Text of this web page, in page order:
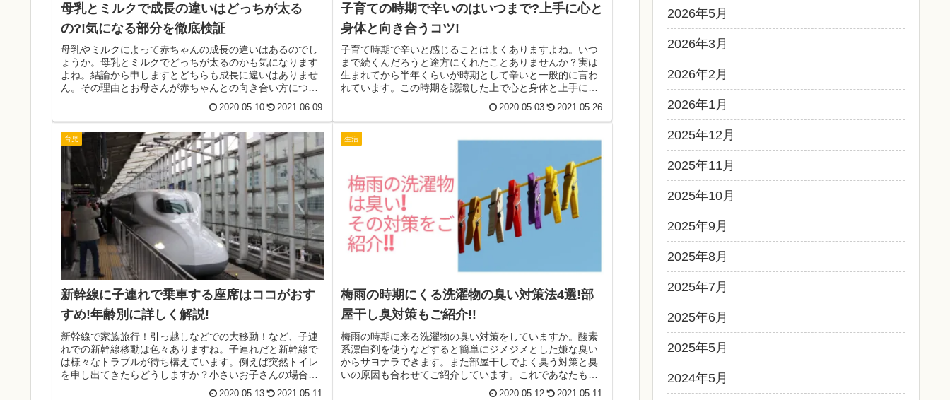
母乳とミルクで成長の違いはどっちが太る
の?!気になる部分を徹底検証
母乳やミルクによって赤ちゃんの成長の違いはあるのでし
ょうか。母乳とミルクでどっちが太るのかも気になります
よね。結論から申しますとどちらも成長に違いはありませ
ん。その理由とお母さんが赤ちゃんとの向き合い方につい
2020.05.10 2021.06.09
子育ての時期で辛いのはいつまで?上手に心と
身体と向き合うコツ!
子育て時期で辛いと感じることはよくありますよね。いつ
まで続くんだろうと途方にくれたことありませんか？実は
生まれてから半年くらいが時期として辛いと一般的に言わ
れています。この時期を認識した上で心と身体と上手に向
2020.05.03 2021.05.26
育児
新幹線に子連れで乗車する座席はココがおす
すめ!年齢別に詳しく解説!
新幹線で家族旅行！引っ越しなどでの大移動！など、子連
れでの新幹線移動は色々ありますね。子連れだと新幹線で
は様々なトラブルが待ち構えています。例えば突然トイレ
を申し出てきたらどうしますか？小さいお子さんの場合、
泣き始めて授乳をしようと思っても...
2020.05.13 2021.05.11
生活
梅雨の時期にくる洗濯物の臭い対策法4選!部
屋干し臭対策もご紹介!!
梅雨の時期に来る洗濯物の臭い対策をしていますか。酸素
系漂白剤を使うなどすると簡単にジメジメとした嫌な臭い
からサヨナラできます。また部屋干しでよく臭う対策と臭
いの原因も合わせてご紹介しています。これであなたも臭
2020.05.12 2021.05.11
2026年5月
2026年3月
2026年2月
2026年1月
2025年12月
2025年11月
2025年10月
2025年9月
2025年8月
2025年7月
2025年6月
2025年5月
2024年5月